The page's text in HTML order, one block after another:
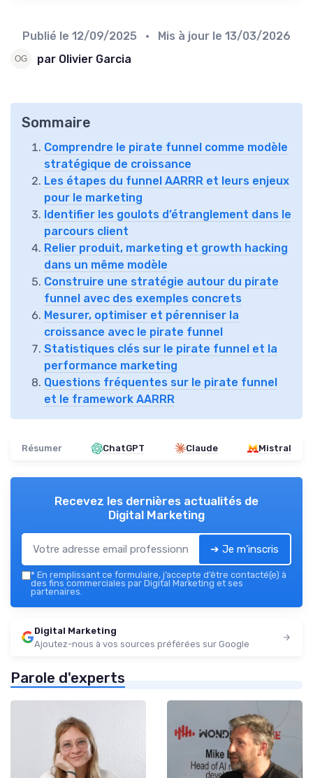
Publié le 12/09/2025 • Mis à jour le 13/03/2026
par Olivier Garcia
Sommaire
Comprendre le pirate funnel comme modèle
stratégique de croissance
Les étapes du funnel AARRR et leurs enjeux
pour le marketing
Identifier les goulots d’étranglement dans le
parcours client
Relier produit, marketing et growth hacking
dans un même modèle
Construire une stratégie autour du pirate
funnel avec des exemples concrets
Mesurer, optimiser et pérenniser la
croissance avec le pirate funnel
Statistiques clés sur le pirate funnel et la
performance marketing
Questions fréquentes sur le pirate funnel
et le framework AARRR
Résumer ChatGPT Claude Mistral
Recevez les dernières actualités de
Digital Marketing
➔ Je m'inscris
* En remplissant ce formulaire, j’accepte d’être contacté(e) à
des fins commerciales par Digital Marketing et ses
partenaires.
Digital Marketing
Ajoutez-nous à vos sources préférées sur Google
Parole d'experts